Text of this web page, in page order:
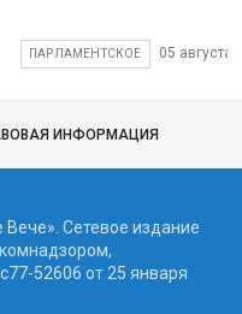
ПАРЛАМЕНТСКОЕ 05 августа
ИНФОРМАЦИЯ
Сетевое издание
52606 от 25 января